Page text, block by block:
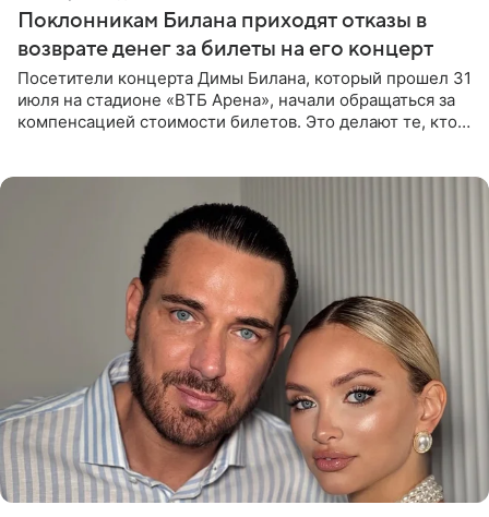
Поклонникам Билана приходят отказы в
возврате денег за билеты на его концерт
Посетители концерта Димы Билана, который прошел 31
июля на стадионе «ВТБ Арена», начали обращаться за
компенсацией стоимости билетов. Это делают те, кто